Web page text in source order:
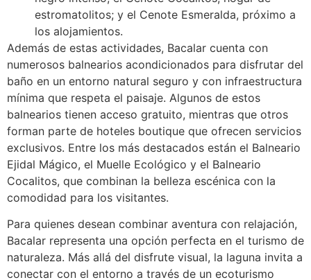
estromatolitos; y el Cenote Esmeralda, próximo a
los alojamientos.
Además de estas actividades, Bacalar cuenta con
numerosos balnearios acondicionados para disfrutar del
baño en un entorno natural seguro y con infraestructura
mínima que respeta el paisaje. Algunos de estos
balnearios tienen acceso gratuito, mientras que otros
forman parte de hoteles boutique que ofrecen servicios
exclusivos. Entre los más destacados están el Balneario
Ejidal Mágico, el Muelle Ecológico y el Balneario
Cocalitos, que combinan la belleza escénica con la
comodidad para los visitantes.
Para quienes desean combinar aventura con relajación,
Bacalar representa una opción perfecta en el turismo de
naturaleza. Más allá del disfrute visual, la laguna invita a
conectar con el entorno a través de un ecoturismo